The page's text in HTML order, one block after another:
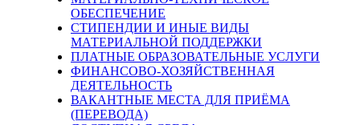
ОБЕСПЕЧЕНИЕ
СТИПЕНДИИ И ИНЫЕ ВИДЫ
МАТЕРИАЛЬНОЙ ПОДДЕРЖКИ
ПЛАТНЫЕ ОБРАЗОВАТЕЛЬНЫЕ УСЛУГИ
ФИНАНСОВО-ХОЗЯЙСТВЕННАЯ
ДЕЯТЕЛЬНОСТЬ
ВАКАНТНЫЕ МЕСТА ДЛЯ ПРИЁМА
(ПЕРЕВОДА)